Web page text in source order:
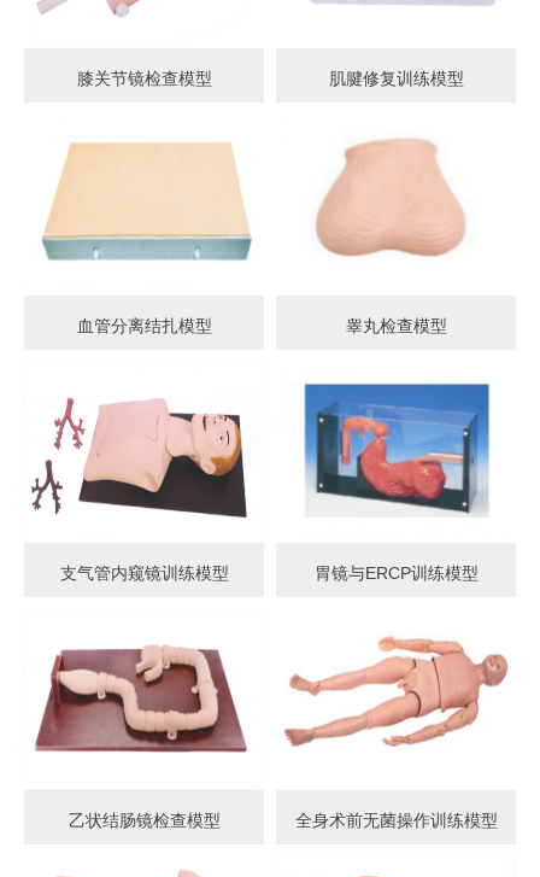
膝关节镜检查模型 肌腱修复训练模型
血管分离结扎模型 睾丸检查模型
支气管内窥镜训练模型 胃镜与ERCP训练模型
乙状结肠镜检查模型 全身术前无菌操作训练模型